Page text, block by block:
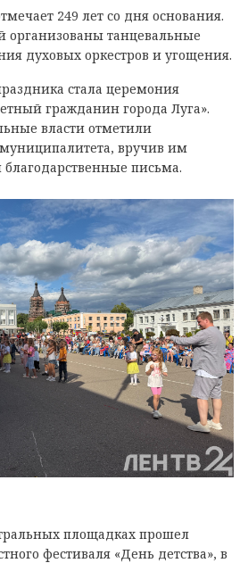
249 лет со дня основания.
организованы танцевальные
духовых оркестров и угощения.
стала церемония
гражданин города Луга».
власти отметили
вручив им
письма.
площадках прошел
фестиваля «День детства», в